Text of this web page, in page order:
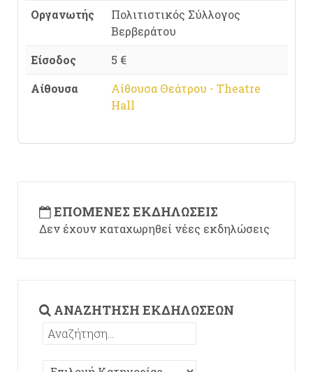
Οργανωτής
Πολιτιστικός Σύλλογος
Βερβεράτου
Είσοδος
5 €
Αίθουσα
Αίθουσα Θεάτρου - Theatre
Hall
ΕΠΌΜΕΝΕΣ ΕΚΔΗΛΏΣΕΙΣ
Δεν έχουν καταχωρηθεί νέες εκδηλώσεις
ΑΝΑΖΉΤΗΣΗ ΕΚΔΗΛΏΣΕΩΝ